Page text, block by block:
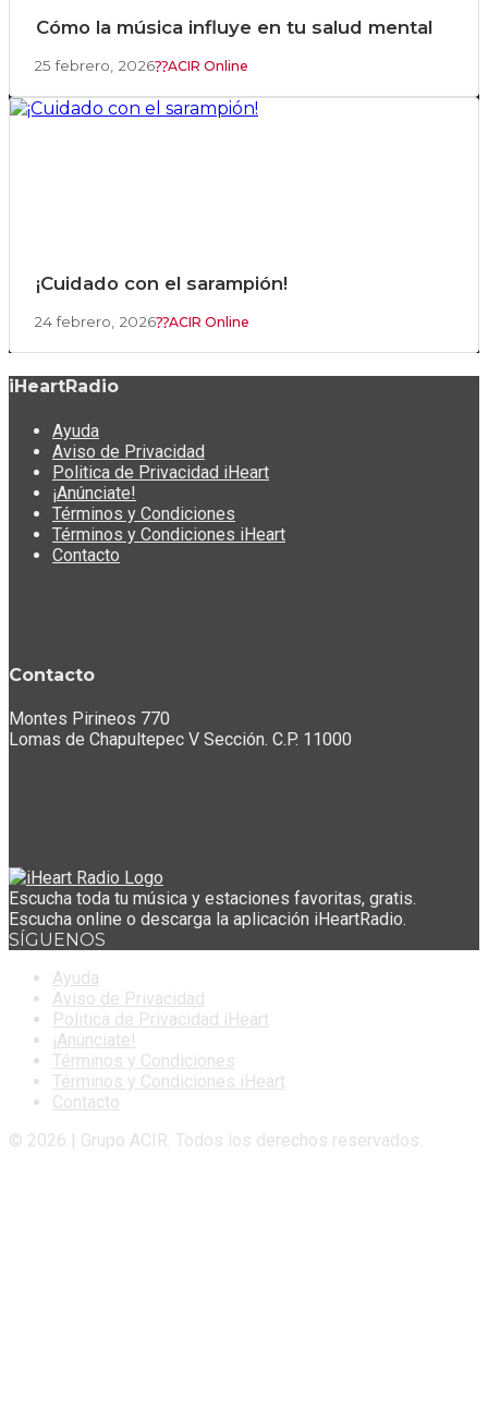
Cómo la música influye en tu salud mental
25 febrero, 2026 ACIR Online
¡Cuidado con el sarampión!
24 febrero, 2026 ACIR Online
iHeartRadio
Ayuda
Aviso de Privacidad
Politica de Privacidad iHeart
¡Anúnciate!
Términos y Condiciones
Términos y Condiciones iHeart
Contacto
Contacto
Montes Pirineos 770
Lomas de Chapultepec V Sección. C.P. 11000
Escucha toda tu música y estaciones favoritas, gratis.
Escucha online o descarga la aplicación iHeartRadio.
SÍGUENOS
Ayuda
Aviso de Privacidad
Politica de Privacidad iHeart
¡Anúnciate!
Términos y Condiciones
Términos y Condiciones iHeart
Contacto
© 2026 | Grupo ACIR. Todos los derechos reservados.